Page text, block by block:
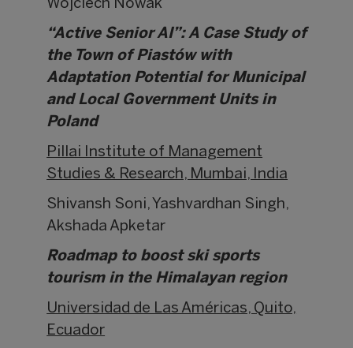
Wojciech Nowak
“Active Senior AI”: A Case Study of
the Town of Piastów with
Adaptation Potential for Municipal
and Local Government Units in
Poland
Pillai Institute of Management
Studies & Research, Mumbai, India
Shivansh Soni, Yashvardhan Singh,
Akshada Apketar
Roadmap to boost ski sports
tourism in the Himalayan region
Universidad de Las Américas, Quito,
Ecuador